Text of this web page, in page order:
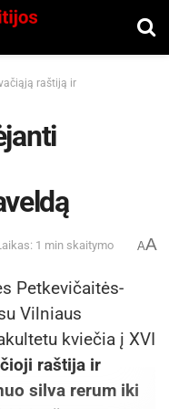
raštiją ir
1 min skaitymo AA
Petkevičaitės-
Vilniaus
kviečia į XVI
raštija ir
silva rerum iki